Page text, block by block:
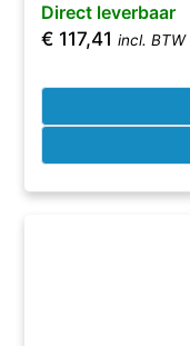
Direct leverbaar
€ 117,41 incl. BTW